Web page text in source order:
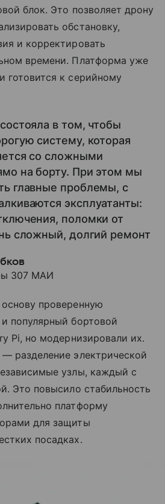
блок. Это позволяет дрону
обстановку,
и корректировать
времени. Платформа уже
готовится к серийному
в том, чтобы
систему, которая
со сложными
на борту. При этом мы
главные проблемы, с
эксплуатанты:
поломки от
сложный, долгий ремонт
307 МАИ
проверенную
популярный бортовой
Pi, но модернизировали их.
разделение электрической
узлы, каждый с
Это повысило стабильность
платформу
для защиты
посадках.